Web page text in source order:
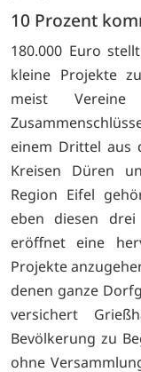
10 Prozent
180.000 Euro
kleine Projekte
meist
einem Drittel aus
Kreisen Düren
Region Eifel
eben diesen drei
eröffnet eine
Projekte
denen ganze
versichert
Bevölkerung zu
ohne